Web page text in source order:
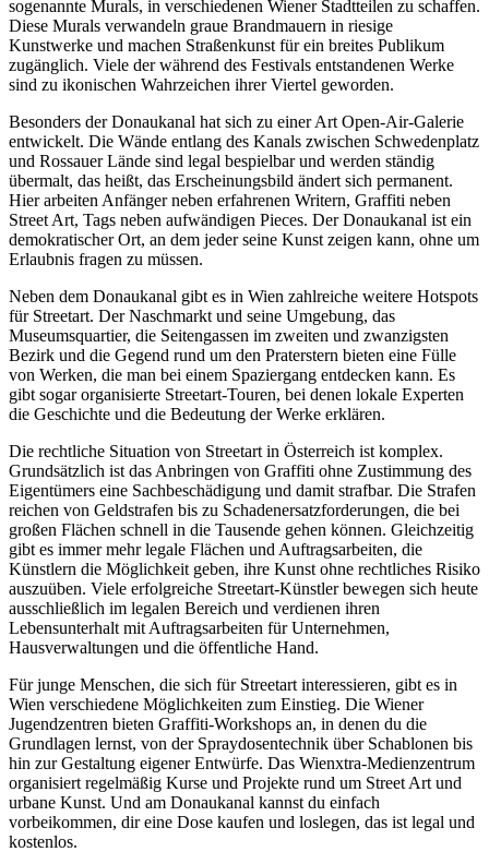
sogenannte Murals, in verschiedenen Wiener Stadtteilen zu schaffen.
Diese Murals verwandeln graue Brandmauern in riesige
Kunstwerke und machen Straßenkunst für ein breites Publikum
zugänglich. Viele der während des Festivals entstandenen Werke
sind zu ikonischen Wahrzeichen ihrer Viertel geworden.
Besonders der Donaukanal hat sich zu einer Art Open-Air-Galerie
entwickelt. Die Wände entlang des Kanals zwischen Schwedenplatz
und Rossauer Lände sind legal bespielbar und werden ständig
übermalt, das heißt, das Erscheinungsbild ändert sich permanent.
Hier arbeiten Anfänger neben erfahrenen Writern, Graffiti neben
Street Art, Tags neben aufwändigen Pieces. Der Donaukanal ist ein
demokratischer Ort, an dem jeder seine Kunst zeigen kann, ohne um
Erlaubnis fragen zu müssen.
Neben dem Donaukanal gibt es in Wien zahlreiche weitere Hotspots
für Streetart. Der Naschmarkt und seine Umgebung, das
Museumsquartier, die Seitengassen im zweiten und zwanzigsten
Bezirk und die Gegend rund um den Praterstern bieten eine Fülle
von Werken, die man bei einem Spaziergang entdecken kann. Es
gibt sogar organisierte Streetart-Touren, bei denen lokale Experten
die Geschichte und die Bedeutung der Werke erklären.
Die rechtliche Situation von Streetart in Österreich ist komplex.
Grundsätzlich ist das Anbringen von Graffiti ohne Zustimmung des
Eigentümers eine Sachbeschädigung und damit strafbar. Die Strafen
reichen von Geldstrafen bis zu Schadenersatzforderungen, die bei
großen Flächen schnell in die Tausende gehen können. Gleichzeitig
gibt es immer mehr legale Flächen und Auftragsarbeiten, die
Künstlern die Möglichkeit geben, ihre Kunst ohne rechtliches Risiko
auszuüben. Viele erfolgreiche Streetart-Künstler bewegen sich heute
ausschließlich im legalen Bereich und verdienen ihren
Lebensunterhalt mit Auftragsarbeiten für Unternehmen,
Hausverwaltungen und die öffentliche Hand.
Für junge Menschen, die sich für Streetart interessieren, gibt es in
Wien verschiedene Möglichkeiten zum Einstieg. Die Wiener
Jugendzentren bieten Graffiti-Workshops an, in denen du die
Grundlagen lernst, von der Spraydosentechnik über Schablonen bis
hin zur Gestaltung eigener Entwürfe. Das Wienxtra-Medienzentrum
organisiert regelmäßig Kurse und Projekte rund um Street Art und
urbane Kunst. Und am Donaukanal kannst du einfach
vorbeikommen, dir eine Dose kaufen und loslegen, das ist legal und
kostenlos.